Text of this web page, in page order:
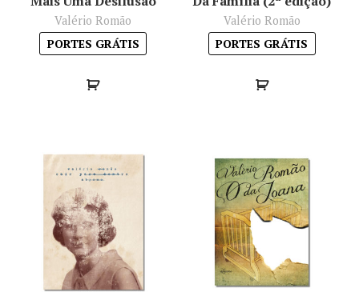
Minha conta
Política de privacidade
Valério Romão
PORTES GRÁTIS
Valério Romão
PORTES GRÁTIS